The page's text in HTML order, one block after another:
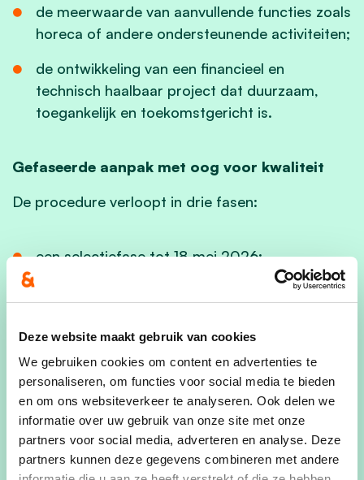
Deze website maakt gebruik van cookies
We gebruiken cookies om content en advertenties te
personaliseren, om functies voor social media te bieden
en om ons websiteverkeer te analyseren. Ook delen we
informatie over uw gebruik van onze site met onze
partners voor social media, adverteren en analyse. Deze
partners kunnen deze gegevens combineren met andere
de meerwaarde van aanvullende functies zoals
horeca of andere ondersteunende activiteiten;
de ontwikkeling van een financieel en
technisch haalbaar project dat duurzaam,
toegankelijk en toekomstgericht is.
Gefaseerde aanpak met oog voor kwaliteit
De procedure verloopt in drie fasen:
een selectiefase tot 18 mei 2026;
een gespreksfase van juni tot december
dialoogrondes;
een offertefase vanaf januari 2027, afhankelijk
van de op dat moment gemaakte keuze voor
renovatie of nieuwbouw, publiceert het lokaal
bestuur dan een bestek voor aanbieders,
gespecialiseerd in dit type bouwwerken.